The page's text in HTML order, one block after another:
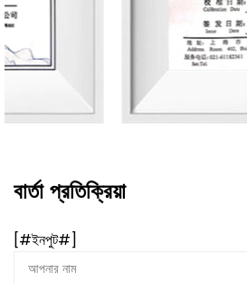
বার্তা প্রতিক্রিয়া
[#ইনপুট#]